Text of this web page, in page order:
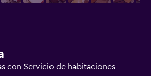
con Servicio de habitaciones